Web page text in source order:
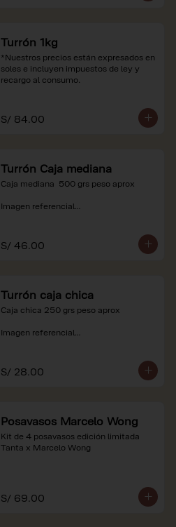
Turrón 1kg
*Nuestros precios están expresados en
soles e incluyen impuestos de ley y
recargo al consumo.
S/ 84.00
Turrón Caja mediana
Caja mediana  500 grs peso aprox
Imagen referencial
soles e incluyen impuestos de ley y
recargo al consumo.
S/ 46.00
Turrón caja chica
Caja chica 250 grs peso aprox
Imagen referencial
soles e incluyen impuestos de ley y
recargo al consumo.
S/ 28.00
Posavasos Marcelo Wong
Kit de 4 posavasos edición limitada
Tanta x Marcelo Wong
S/ 69.00